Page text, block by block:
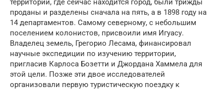
территории, где сейчас находится город, были трижды
проданы и разделены сначала на пять, а в 1898 году на
14 департаментов. Самому северному, с небольшим
поселением колонистов, присвоили имя Игуасу.
Владелец земель, Грегорио Лесама, финансировал
научные экспедиции по изучению территории,
пригласив Карлоса Бозетти и Джордана Хаммела для
этой цели. Позже эти двое исследователей
организовали первую туристическую поездку к